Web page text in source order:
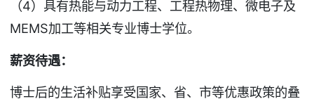
（4）具有热能与动力工程、工程热物理、微电子及
MEMS加工等相关专业博士学位。
薪资待遇：
博士后的生活补贴享受国家、省、市等优惠政策的叠